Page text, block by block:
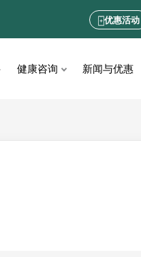
优惠活动
健康咨询 新闻与优惠